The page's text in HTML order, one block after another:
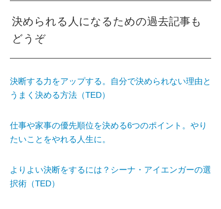
決められる人になるための過去記事も
どうぞ
決断する力をアップする。自分で決められない理由と
うまく決める方法（TED）
仕事や家事の優先順位を決める6つのポイント。やり
たいことをやれる人生に。
よりよい決断をするには？シーナ・アイエンガーの選
択術（TED）